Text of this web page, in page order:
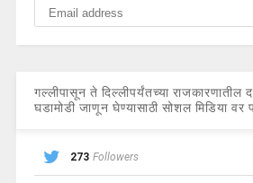
गल्लीपासून ते दिल्लीपर्यंतच्या राजकारणातील
घडामोडी जाणून घेण्यासाठी सोशल मिडिया वर
273 Followers